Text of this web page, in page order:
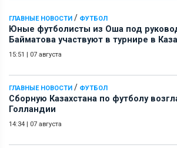
ГЛАВНЫЕ НОВОСТИ / ФУТБОЛ
Юные футболисты из Оша под
Байматова участвуют в турнире в
15:51 | 07 августа
ГЛАВНЫЕ НОВОСТИ / ФУТБОЛ
Сборную Казахстана по футболу
Голландии
14:34 | 07 августа